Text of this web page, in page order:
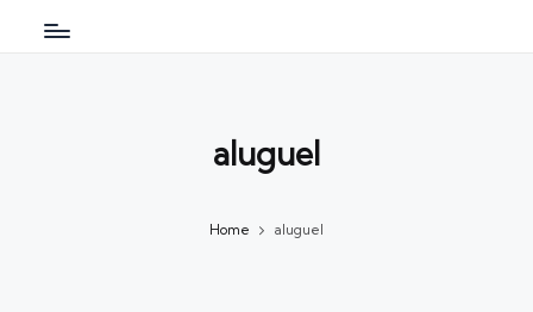
aluguel
Home aluguel